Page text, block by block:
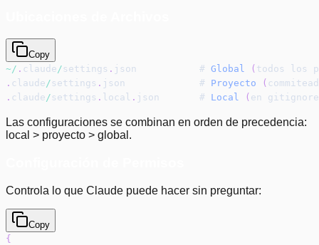
Copy
~/ . claude/ settings . json           # Global ( todos los
. claude/ settings . json             # Proyecto (
. claude/ settings . local . json       # Local ( en gitignore
Las configuraciones se combinan en orden de precedencia:
local > proyecto > global.
Controla lo que Claude puede hacer sin preguntar:
Copy
{